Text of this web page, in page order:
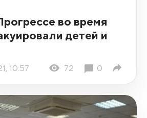
во время
детей и
10:57 72 0